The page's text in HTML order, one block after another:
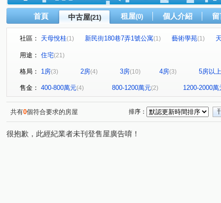
首頁 中古屋(21) 租屋(0) 個人介紹
社區： 天母悅桂(1) 新民街180巷7弄1號公寓(1) 藝術學苑(1)
有德花園新城
"石牌公寓二樓"(1) 仁愛旭(1) 富升關渡(1)
中山北路七
自立路(2) 忠誠路一段 (1) 尊賢街(1) 中央北路四段(1)
承德路七段(1) 淡金路(1) 民族路(1) 民權路(1)
民義
福國路(1) 知行路(1) 立農街一段(1) 紹興
用途： 住宅(21)
格局： 1房(3) 2房(4) 3房(10) 4房(3) 5房以上
售金： 400-800萬元(4) 800-1200萬元(2) 1200-2000萬
共有0個符合要求的房屋 排序：
很抱歉，此經紀業者未刊登售屋廣告唷！